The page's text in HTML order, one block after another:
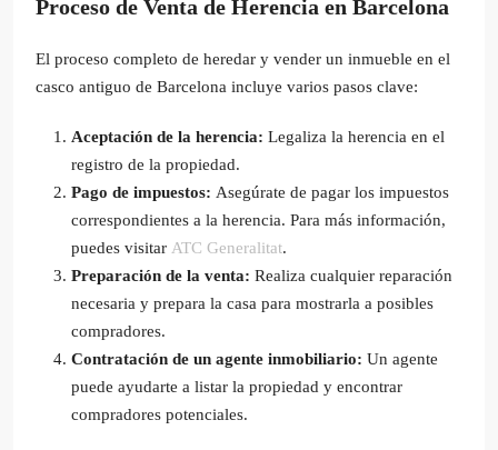
Proceso de Venta de Herencia en Barcelona
El proceso completo de heredar y vender un inmueble en el
casco antiguo de Barcelona incluye varios pasos clave:
Aceptación de la herencia: Legaliza la herencia en el
registro de la propiedad.
Pago de impuestos: Asegúrate de pagar los impuestos
correspondientes a la herencia. Para más información,
puedes visitar ATC Generalitat.
Preparación de la venta: Realiza cualquier reparación
necesaria y prepara la casa para mostrarla a posibles
compradores.
Contratación de un agente inmobiliario: Un agente
puede ayudarte a listar la propiedad y encontrar
compradores potenciales.